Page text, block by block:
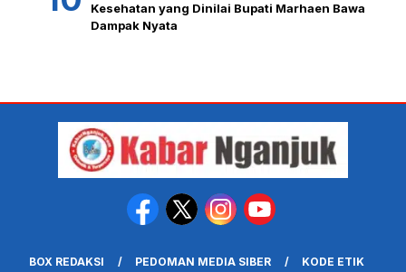
Kesehatan yang Dinilai Bupati Marhaen Bawa
Dampak Nyata
BOX REDAKSI PEDOMAN MEDIA SIBER KODE ETIK